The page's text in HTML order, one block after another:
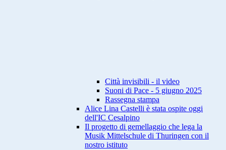
Città invisibili - il video
Suoni di Pace - 5 giugno 2025
Rassegna stampa
Alice Lina Castelli è stata ospite oggi
dell'IC Cesalpino
Il progetto di gemellaggio che lega la
Musik Mittelschule di Thuringen con il
nostro istituto